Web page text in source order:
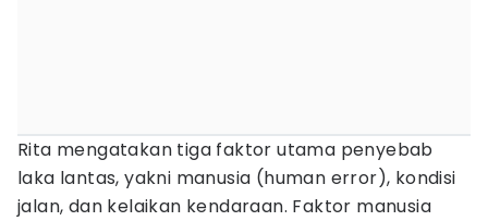
‎Rita mengatakan tiga faktor utama penyebab
laka lantas, yakni manusia (human error), kondisi
jalan, dan kelaikan kendaraan. Faktor manusia